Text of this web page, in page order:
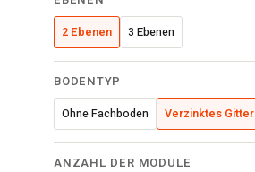
2 Ebenen 3 Ebenen
BODENTYP
Ohne Fachboden Verzinktes Gitter
ANZAHL DER MODULE